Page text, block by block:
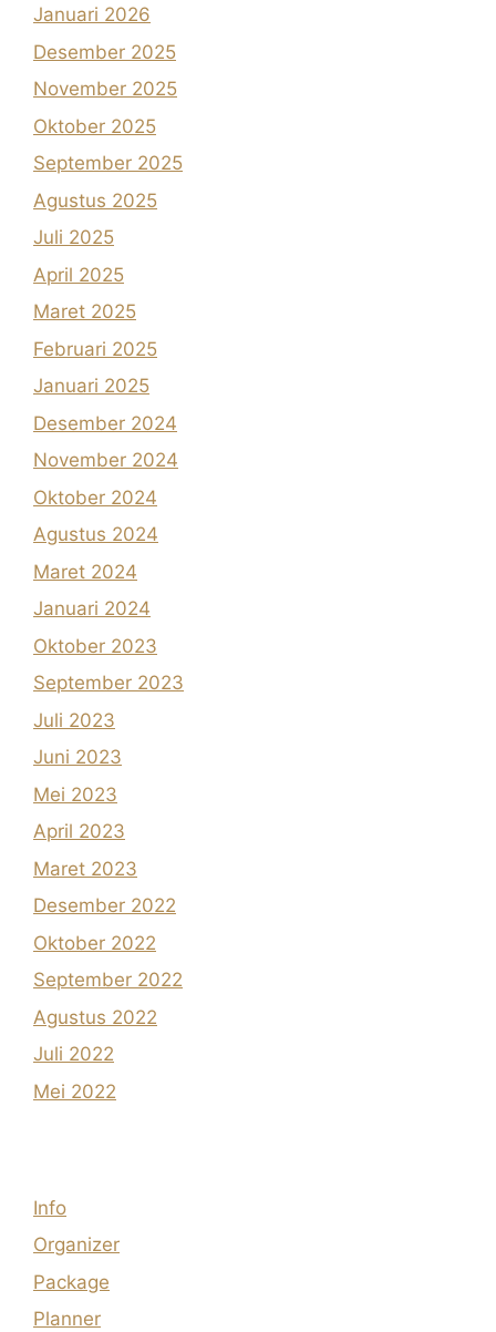
Januari 2026
Desember 2025
November 2025
Oktober 2025
September 2025
Agustus 2025
Juli 2025
April 2025
Maret 2025
Februari 2025
Januari 2025
Desember 2024
November 2024
Oktober 2024
Agustus 2024
Maret 2024
Januari 2024
Oktober 2023
September 2023
Juli 2023
Juni 2023
Mei 2023
April 2023
Maret 2023
Desember 2022
Oktober 2022
September 2022
Agustus 2022
Juli 2022
Mei 2022
Info
Organizer
Package
Planner